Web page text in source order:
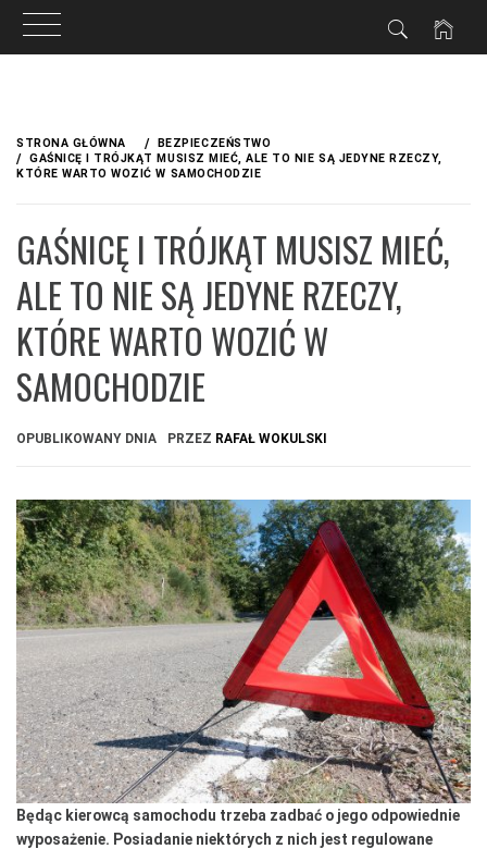
treściSTRONA GŁÓWNA
BEZPIECZEŃSTWO
GAŚNICĘ I TRÓJKĄT MUSISZ MIEĆ, ALE TO NIE SĄ JEDYNE RZECZY,
KTÓRE WARTO WOZIĆ W SAMOCHODZIE
GAŚNICĘ I TRÓJKĄT MUSISZ MIEĆ,
ALE TO NIE SĄ JEDYNE RZECZY,
KTÓRE WARTO WOZIĆ W
SAMOCHODZIE
OPUBLIKOWANY DNIA PRZEZ RAFAŁ WOKULSKI
Będąc kierowcą samochodu trzeba zadbać o jego odpowiednie
wyposażenie. Posiadanie niektórych z nich jest regulowane